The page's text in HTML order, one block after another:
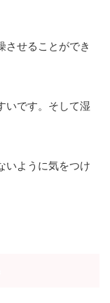
させることができ
いです。そして湿
いように気をつけ